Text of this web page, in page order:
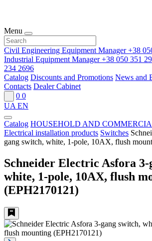
Menu
Civil Engineering Equipment Manager+38
Industrial Equipment Manager+38 050 351
234 2696
Catalog Discounts and Promotions News and
Contacts Dealer Cabinet
0 0
UA EN
Catalog HOUSEHOLD AND
Electrical installation products Switches
gang switch, white, 1-pole, 10AX, flush
Schneider Electric Asfora 3-
white, 1-pole, 10AX, flush
(EPH2170121)